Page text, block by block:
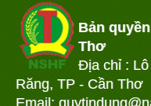
Bản
Thơ
Địa chỉ :
Răng, TP - Cần Thơ
Email: